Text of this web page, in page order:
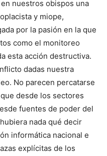
nuestros obispos una
y miope,
por la pasión en la que
como el monitoreo
esta acción destructiva.
dadas nuestra
No parecen percatarse
desde los sectores
fuentes de poder del
nada qué decir
informática nacional e
explícitas de los